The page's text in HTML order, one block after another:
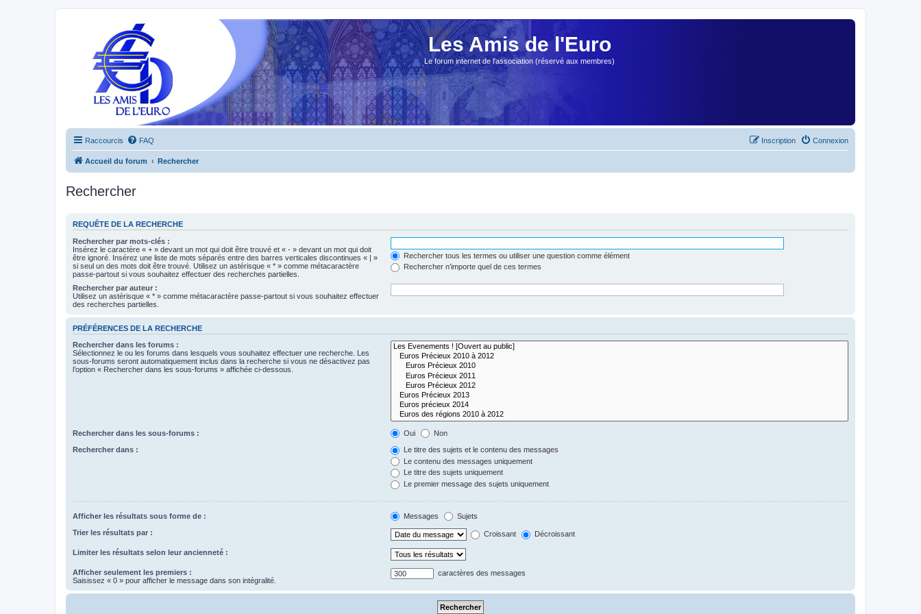
Les Amis de l'Euro
Le forum internet de l'association (réservé aux membres)
Raccourcis FAQ Connexion
Inscription
Accueil du forum Rechercher
Rechercher
REQUÊTE DE LA RECHERCHE
Rechercher par mots-clés :
Insérez le caractère « + » devant un mot qui doit être trouvé et « - » devant un mot qui doit
être ignoré. Insérez une liste de mots séparés entre des barres verticales discontinues « | »
si seul un des mots doit être trouvé. Utilisez un astérisque « * » comme métacaractère
passe-partout si vous souhaitez effectuer des recherches partielles.
Rechercher tous les termes ou utiliser une question comme élément
Rechercher n’importe quel de ces termes
Rechercher par auteur :
Utilisez un astérisque « * » comme métacaractère passe-partout si vous souhaitez effectuer
des recherches partielles.
PRÉFÉRENCES DE LA RECHERCHE
Rechercher dans les forums :
Sélectionnez le ou les forums dans lesquels vous souhaitez effectuer une recherche. Les
sous-forums seront automatiquement inclus dans la recherche si vous ne désactivez pas
l’option « Rechercher dans les sous-forums » affichée ci-dessous.
Rechercher dans les sous-forums : Oui Non
Rechercher dans :
Le titre des sujets et le contenu des messages
Le contenu des messages uniquement
Le titre des sujets uniquement
Le premier message des sujets uniquement
Afficher les résultats sous forme de : Messages Sujets
Trier les résultats par : Croissant Décroissant
Limiter les résultats selon leur ancienneté :
Afficher seulement les premiers :
Saisissez « 0 » pour afficher le message dans son intégralité.
caractères des messages